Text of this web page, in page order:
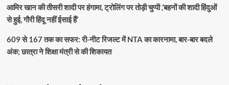
आमिर खान की तीसरी शादी पर हंगामा, ट्रोलिंग पर तोड़ी चुप्पी ,’बहनों की शादी हिंदुओं
से हुई, गौरी हिंदू नहीं ईसाई हैं’
609 से 167 तक का सफर: री-नीट रिजल्ट में NTA का कारनामा, बार-बार बदले
अंक; छात्रा ने शिक्षा मंत्री से की शिकायत